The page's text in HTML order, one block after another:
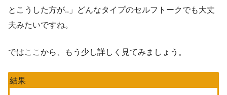
とこうした方が..」どんなタイプのセルフトークでも大丈
夫みたいですね。
ではここから、もう少し詳しく見てみましょう。
結果